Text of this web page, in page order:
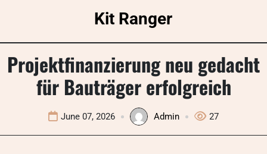
Kit Ranger
Projektfinanzierung neu gedacht
für Bauträger erfolgreich
June 07, 2026 Admin 27